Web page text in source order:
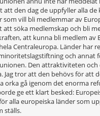
att den dag de uppfyller alla de
som vill bli medlemmar av
att söka medlemskap och bli
att kunna bli medlem av
Centraleuropa. Länder har
och annat
Den attraktiviteten
Jag tror att den behövs för att
orka gå igenom det enorma
ge ett klart besked:
alla europeiska länder som
ställs.